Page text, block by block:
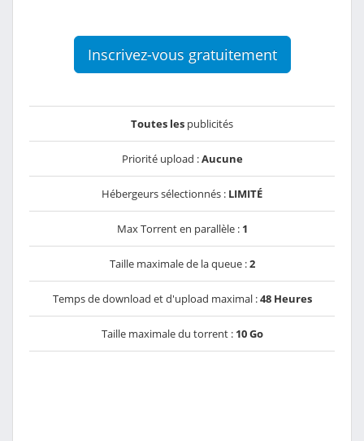
Inscrivez-vous gratuitement
Toutes les publicités
Priorité upload :Aucune
Hébergeurs sélectionnés : LIMITÉ
Max Torrent en parallèle : 1
Taille maximale de la queue :2
Temps de download et d'upload maximal :48 Heures
Taille maximale du torrent : 10 Go